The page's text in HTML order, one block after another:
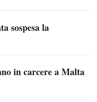
sospesa la
in carcere a Malta